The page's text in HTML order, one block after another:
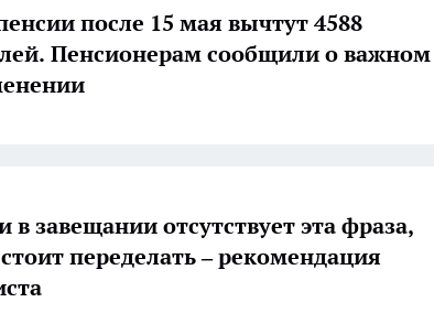
после 15 мая вычтут 4588
Пенсионерам сообщили о важном
в завещании отсутствует эта фраза,
переделать – рекомендация